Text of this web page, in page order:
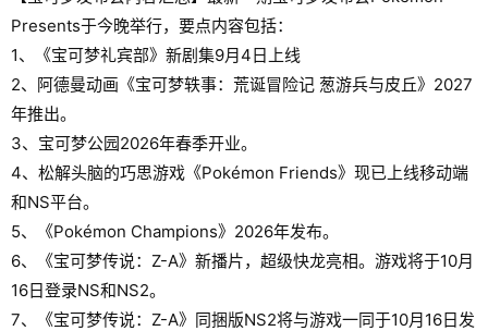
Presents于今晚举行，要点内容包括：
1、《宝可梦礼宾部》新剧集9月4日上线
2、阿德曼动画《宝可梦轶事：荒诞冒险记 葱游兵与皮丘》2027
年推出。
3、宝可梦公园2026年春季开业。
4、松解头脑的巧思游戏《Pokémon Friends》现已上线移动端
和NS平台。
5、《Pokémon Champions》2026年发布。
6、《宝可梦传说：Z-A》新播片，超级快龙亮相。游戏将于10月
16日登录NS和NS2。
7、《宝可梦传说：Z-A》同捆版NS2将与游戏一同于10月16日发